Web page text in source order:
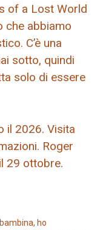
of a Lost World
che abbiamo
C’è una
sotto, quindi
solo di essere
il 2026. Visita
Roger
29 ottobre.
ho